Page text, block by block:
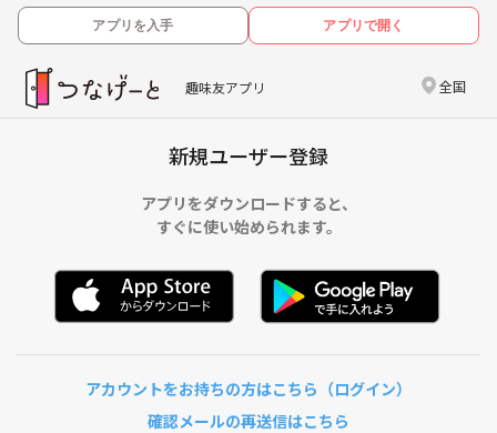
アプリを入手 アプリで開く
趣味友アプリ 全国
新規ユーザー登録
アプリをダウンロードすると、
すぐに使い始められます。
アカウントをお持ちの方はこちら（ログイン）
確認メールの再送信はこちら